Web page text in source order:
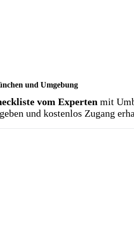
und Umgebung
vom Experten mit
und kostenlos Zugang